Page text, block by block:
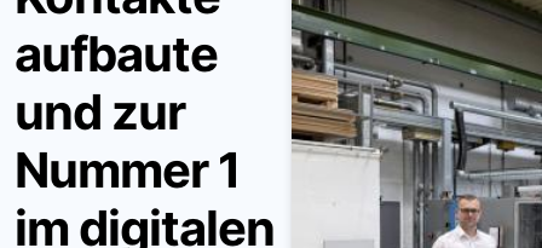
aufbaute
und zur
Nummer 1
im digitalen